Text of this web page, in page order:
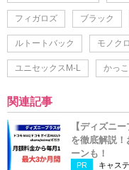
フィガロズ ブラック
ルトートバック モノクロ
ユニセックスM-L かっ
関連記事
【ディズニ
を徹底解説
ーンも！
PR キャス